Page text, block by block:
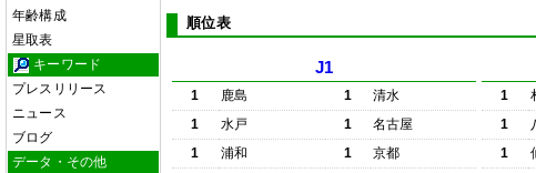
年齢構成
星取表
キーワード
プレスリリース
ニュース
ブログ
データ・その他
順位表
J1
1 鹿島 1
清水
1
水戸 1
名古屋
1
浦和 1
京都
1
1
1